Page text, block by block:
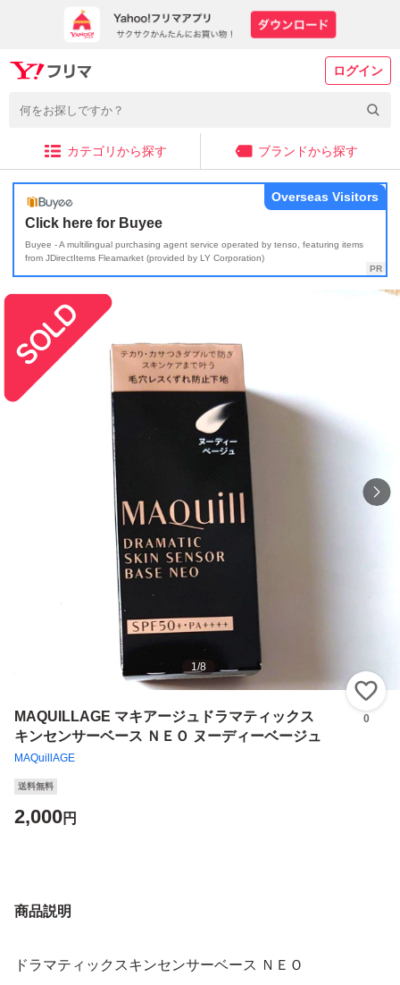
ログイン
カテゴリから探す ブランドから探す
Click here for Buyee
Buyee - A multilingual purchasing agent service operated by tenso, featuring items
from JDirectItems Fleamarket (provided by LY Corporation)
Overseas Visitors
1/8
MAQUILLAGE マキアージュドラマティックス
キンセンサーベース ＮＥＯ ヌーディーベージュ
MAQuillAGE
0
送料無料
2,000円
商品説明
ドラマティックスキンセンサーベース ＮＥＯ